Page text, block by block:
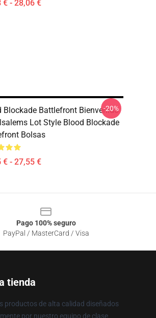
€ - 28,06 €
Blockade Battlefront Bienvenido
Lot Style Blood Blockade
Bolsas
€ - 27,55 €
-20%
Pago 100% seguro
PayPal / MasterCard / Visa
tienda
productos de alta calidad diseñados
por nuestro equipo de clase